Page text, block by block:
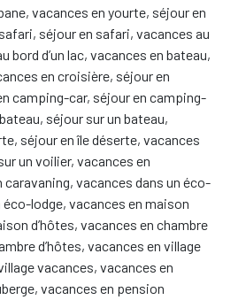
vacances en yourte, séjour en
séjour en safari, vacances au
bord d’un lac, vacances en bateau,
en croisière, séjour en
camping-car, séjour en camping-
séjour sur un bateau,
séjour en île déserte, vacances
un voilier, vacances en
caravaning, vacances dans un éco-
éco-lodge, vacances en maison
d’hôtes, vacances en chambre
d’hôtes, vacances en village
vacances, vacances en
vacances en pension